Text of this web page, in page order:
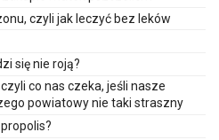
czyli jak leczyć bez leków
się nie roją?
co nas czeka, jeśli nasze
powiatowy nie taki straszny